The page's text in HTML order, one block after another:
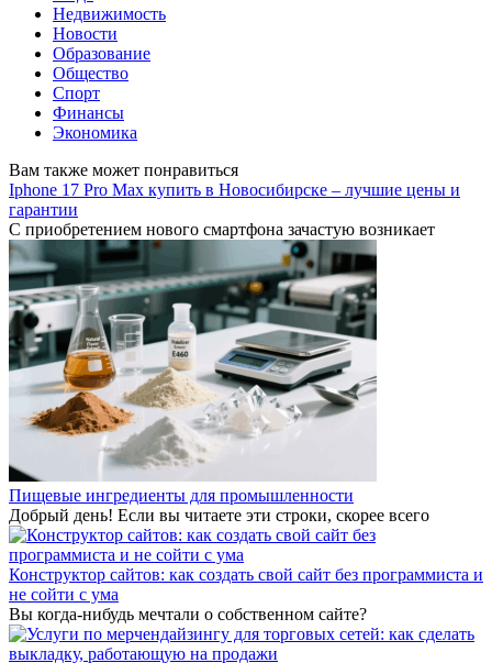
Недвижимость
Новости
Образование
Общество
Спорт
Финансы
Экономика
Вам также может понравиться
Iphone 17 Pro Max купить в Новосибирске – лучшие цены и
гарантии
С приобретением нового смартфона зачастую возникает
Пищевые ингредиенты для промышленности
Добрый день! Если вы читаете эти строки, скорее всего
Конструктор сайтов: как создать свой сайт без программиста и
не сойти с ума
Вы когда-нибудь мечтали о собственном сайте?